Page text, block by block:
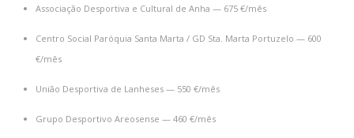
Associação Desportiva e Cultural de Anha — 675 €/mês
Centro Social Paróquia Santa Marta / GD Sta. Marta Portuzelo — 600
€/mês
União Desportiva de Lanheses — 550 €/mês
Grupo Desportivo Areosense — 460 €/mês